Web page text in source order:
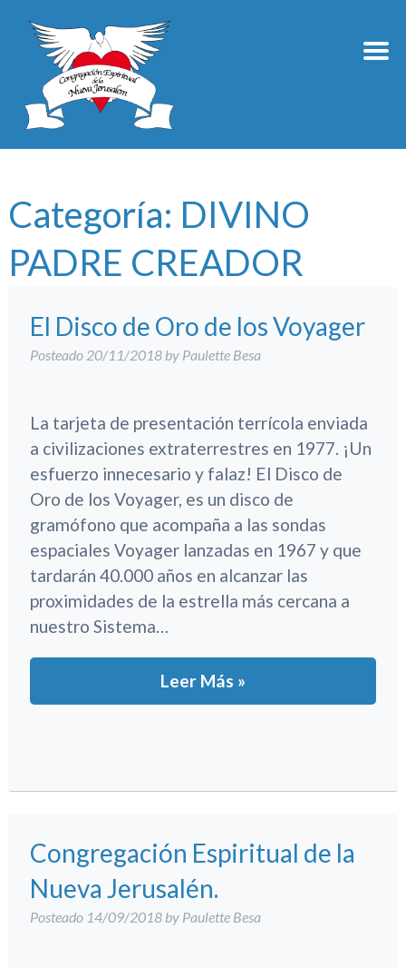
Categoría: DIVINO
PADRE CREADOR
El Disco de Oro de los Voyager
Posteado 20/11/2018 by Paulette Besa
La tarjeta de presentación terrícola enviada
a civilizaciones extraterrestres en 1977. ¡Un
esfuerzo innecesario y falaz! El Disco de
Oro de los Voyager, es un disco de
gramófono que acompaña a las sondas
espaciales Voyager lanzadas en 1967 y que
tardarán 40.000 años en alcanzar las
proximidades de la estrella más cercana a
nuestro Sistema…
Leer Más »
Congregación Espiritual de la
Nueva Jerusalén.
Posteado 14/09/2018 by Paulette Besa